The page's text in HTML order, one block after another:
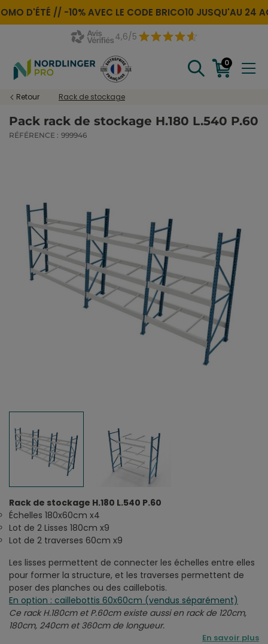
D'ÉTÉ //-10% AVEC LE CODEBRICO10JUSQU'AU 24
4,6/5
0
Retour Rack de stockage
Pack rack de stockage H.180 L.540 P.60
RÉFÉRENCE : 999946
Rack de stockage H.180 L.540 P.60
Échelles 180x60cm x4
Lot de 2 Lisses 180cm x9
Lot de 2 traverses 60cm x9
Les lisses permettent de connecter les échelles entre elles
pour former la structure, et les traverses permettent de
poser des planches ou des caillebotis.
En option : caillebottis 60x60cm (vendus séparément)
Ce rack H.180cm et P.60cm existe aussi en rack de 120cm,
180cm, 240cm et 360cm de longueur.
En savoir plus